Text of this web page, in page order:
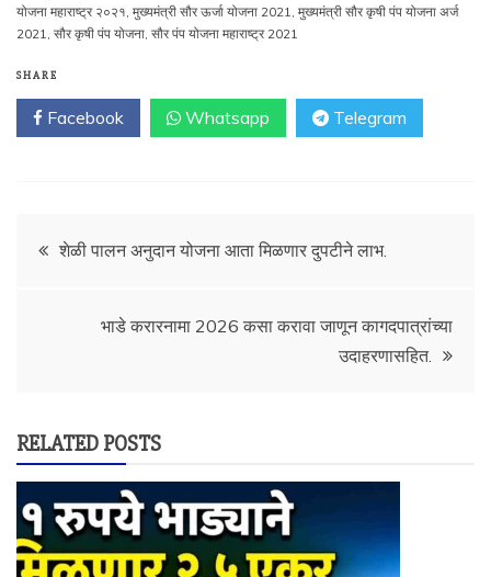
योजना महाराष्ट्र २०२१, मुख्यमंत्री सौर ऊर्जा योजना 2021, मुख्यमंत्री सौर कृषी पंप योजना अर्ज
2021, सौर कृषी पंप योजना, सौर पंप योजना महाराष्ट्र 2021
SHARE
Facebook Whatsapp Telegram
Postशेळी पालन अनुदान योजना आता मिळणार दुपटीने लाभ.
भाडे करारनामा 2026 कसा करावा जाणून कागदपात्रांच्या
उदाहरणासहित.
RELATED POSTS